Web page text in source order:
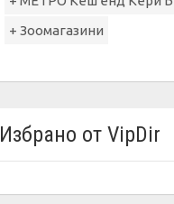
+ Зоомагазини
Избрано от VipDir